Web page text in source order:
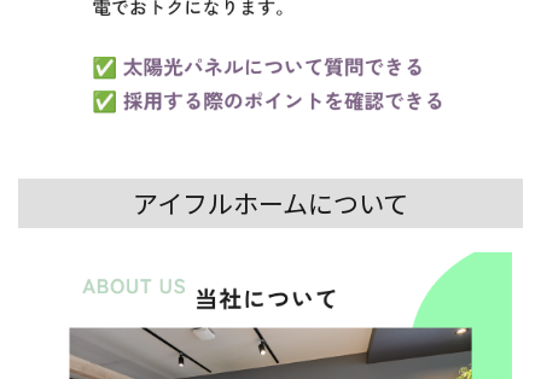
アイフルホームについて